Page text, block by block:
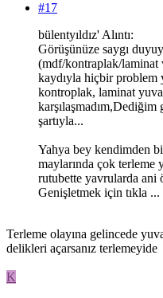
#17
bülentyıldız' Alıntı:
Görüşünüze saygı
(mdf/kontraplak/laminat
kaydıyla hiçbir problem
kontroplak, laminat
şartıyla...
Yahya bey kendimden
maylarında çok terleme
rutubette yavrularda ani
Genişletmek için tıkla ...
Terleme olayına gelincede
delikleri açarsanız
K